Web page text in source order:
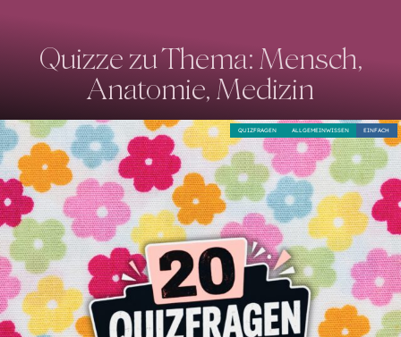
Quizze zu Thema: Mensch,
Anatomie, Medizin
EINFACH
ALLGEMEINWISSEN
QUIZFRAGEN